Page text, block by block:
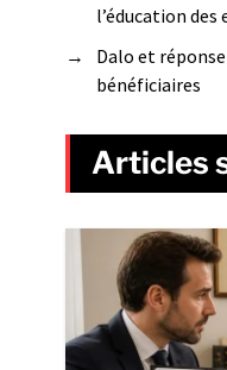
l’éducation des
→
Dalo et
bénéficiaires
Articles